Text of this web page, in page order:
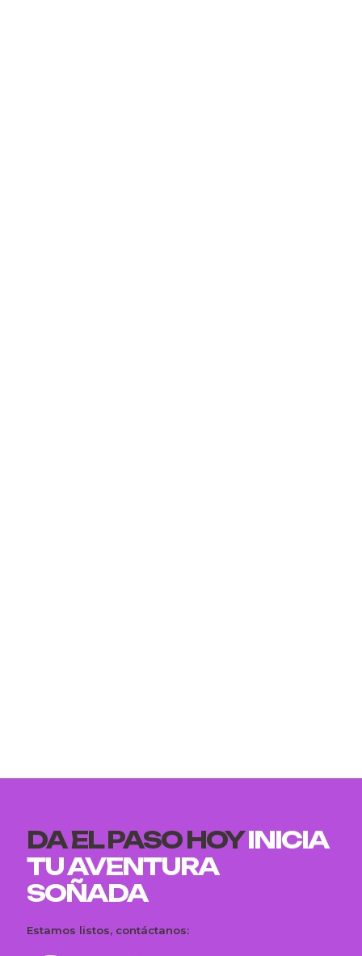
DA EL PASO HOYINICIA
TU AVENTURA
SOÑADA
Estamos listos, contáctanos: